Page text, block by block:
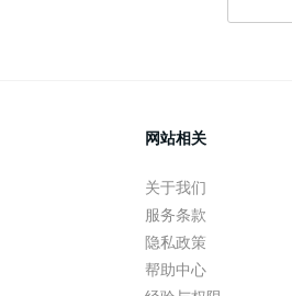
网站相关
关于我们
服务条款
隐私政策
帮助中心